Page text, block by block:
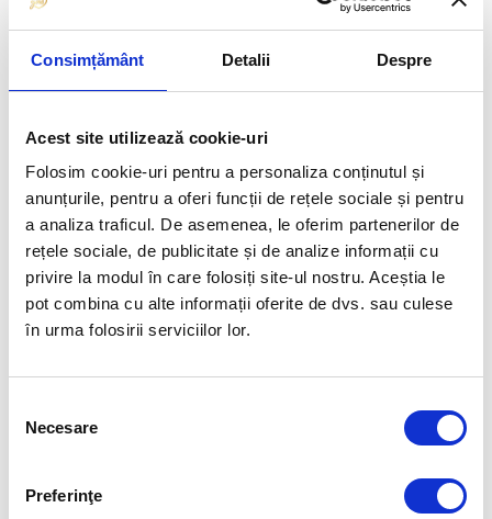
Consimțământ Detalii Despre
Acest site utilizează cookie-uri
Folosim cookie-uri pentru a personaliza conținutul și
anunțurile, pentru a oferi funcții de rețele sociale și pentru
a analiza traficul. De asemenea, le oferim partenerilor de
rețele sociale, de publicitate și de analize informații cu
privire la modul în care folosiți site-ul nostru. Aceștia le
pot combina cu alte informații oferite de dvs. sau culese
în urma folosirii serviciilor lor.
consimțământului
Necesare
Preferinţe
Articolul precedent
ROBERT GLINȚĂ ȘI DAVID
POPOVICI AU FOST
ANULUI 2021
AVEM AȘTEPTĂRI FOARTE
MARI DE LA 2022
FUELLED BY